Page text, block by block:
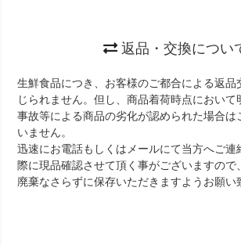
返品・交換につい
生鮮食品につき、お客様のご都合による返品
じられません。但し、商品着荷時点において
事故等による商品の劣化が認められた場合は
いません。
迅速にお電話もしくはメールにて当方へご連
際に現品確認させて頂く事がございますので
廃棄なさらずに保存いただきますようお願い